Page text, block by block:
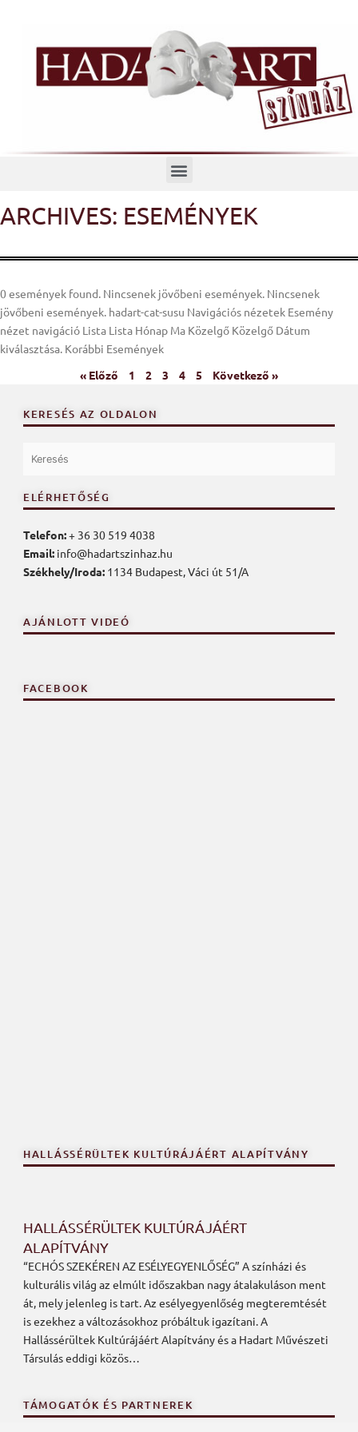
Menü
ARCHIVES: ESEMÉNYEK
0 események found. Nincsenek jövőbeni események. Nincsenek
jövőbeni események. hadart-cat-susu Navigációs nézetek Esemény
nézet navigáció Lista Lista Hónap Ma Közelgő Közelgő Dátum
kiválasztása. Korábbi Események
« Előző
Oldal
1
Oldal
2
Oldal
3
Oldal
4
Oldal
5 Következő »
KERESÉS AZ OLDALON
ELÉRHETŐSÉG
Telefon:+ 36 30 519 4038
Email: info@hadartszinhaz.hu
Székhely/Iroda: 1134 Budapest, Váci út 51/A
AJÁNLOTT VIDEÓ
FACEBOOK
HALLÁSSÉRÜLTEK KULTÚRÁJÁÉRT ALAPÍTVÁNY
HALLÁSSÉRÜLTEK KULTÚRÁJÁÉRT
ALAPÍTVÁNY
“ECHÓS SZEKÉREN AZ ESÉLYEGYENLŐSÉG” A színházi és
kulturális világ az elmúlt időszakban nagy átalakuláson ment
át, mely jelenleg is tart. Az esélyegyenlőség megteremtését
is ezekhez a változásokhoz próbáltuk igazítani. A
Hallássérültek Kultúrájáért Alapítvány és a Hadart Művészeti
Társulás eddigi közös…
TÁMOGATÓK ÉS PARTNEREK